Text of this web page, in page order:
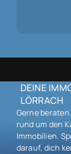
DEINE
LÖRRACH
Gerne
rund um den
Immobilien.
darauf, dich